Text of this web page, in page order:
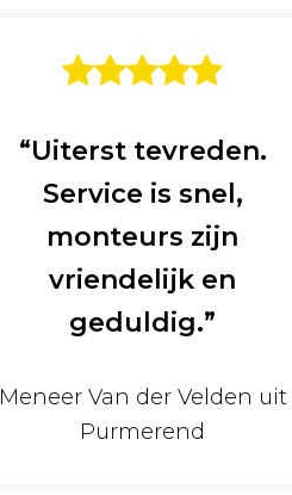
“Uiterst tevreden.
Service is snel,
monteurs zijn
vriendelijk en
geduldig.”
Meneer Van der Velden uit
Purmerend